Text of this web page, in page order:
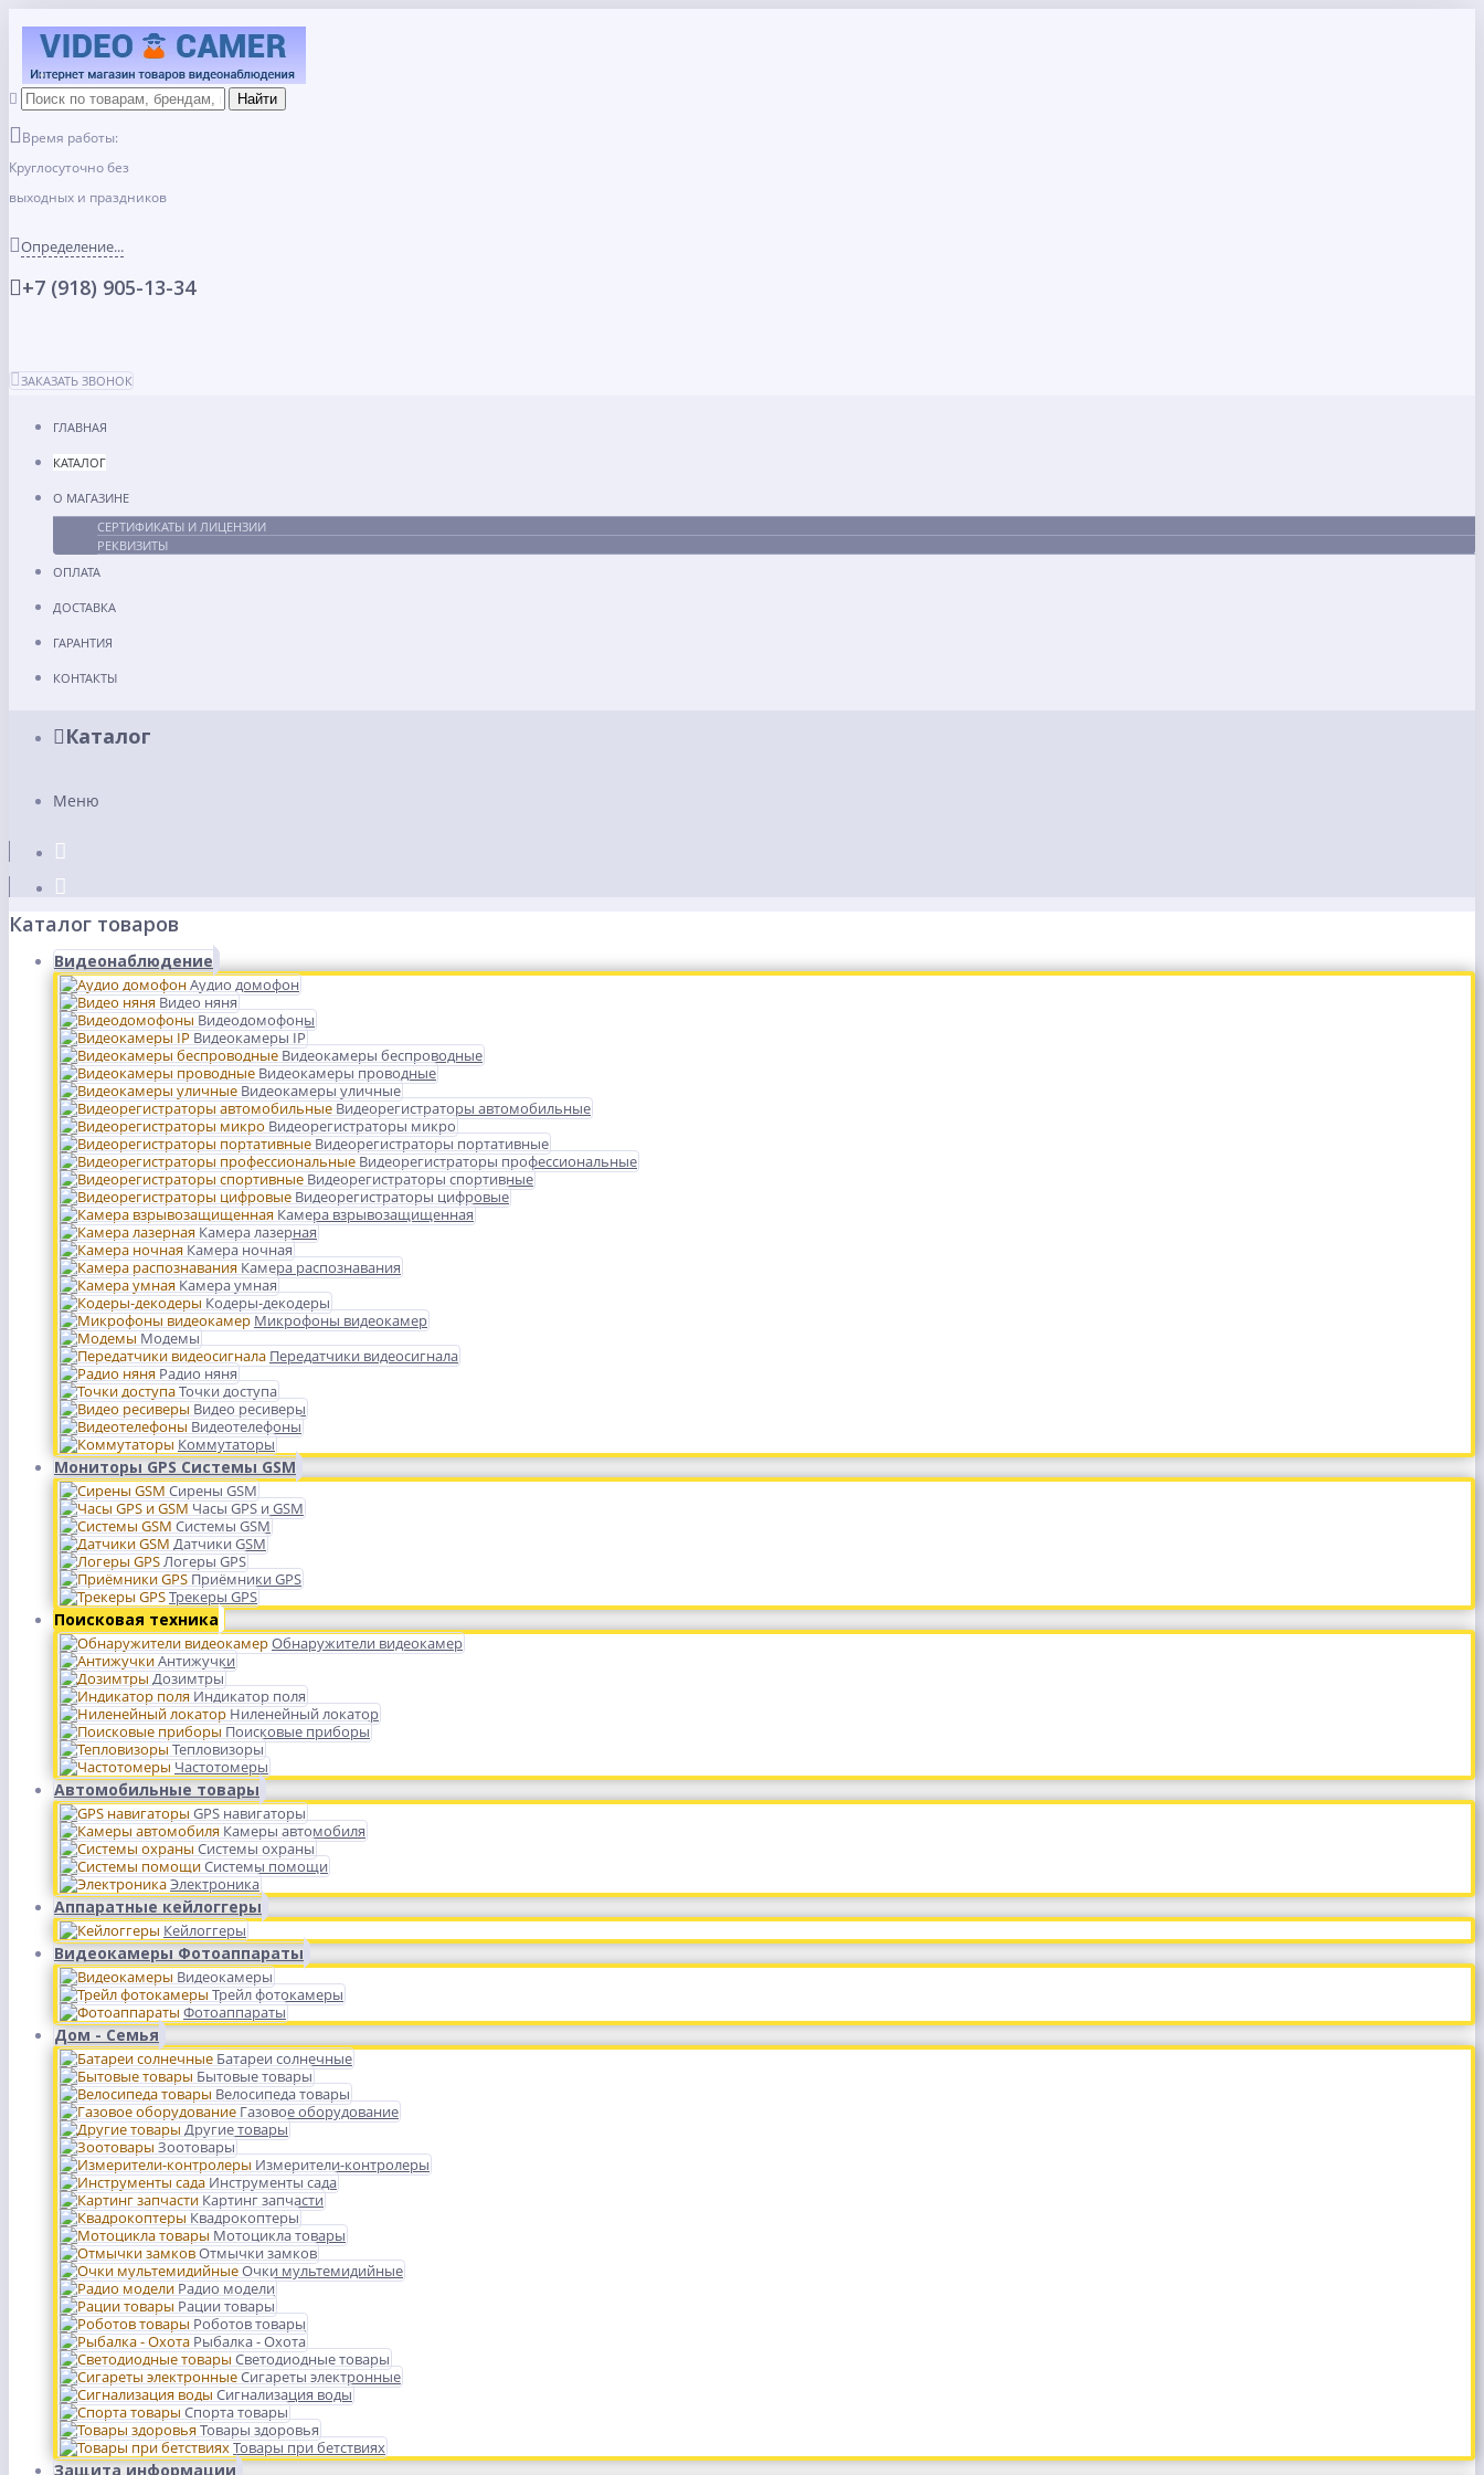
Время работы:
Круглосуточно без
выходных и праздников
Определение...
+7 (918) 905-13-34
ЗАКАЗАТЬ ЗВОНОК
ГЛАВНАЯ
КАТАЛОГ
О МАГАЗИНЕ
СЕРТИФИКАТЫ И ЛИЦЕНЗИИ
РЕКВИЗИТЫ
ОПЛАТА
ДОСТАВКА
ГАРАНТИЯ
КОНТАКТЫ
Каталог
Меню
Каталог товаров
Видеонаблюдение
Аудио домофон
Видео няня
Видеодомофоны
Видеокамеры IP
Видеокамеры беспроводные
Видеокамеры проводные
Видеокамеры уличные
Видеорегистраторы автомобильные
Видеорегистраторы микро
Видеорегистраторы портативные
Видеорегистраторы профессиональные
Видеорегистраторы спортивные
Видеорегистраторы цифровые
Камера взрывозащищенная
Камера лазерная
Камера ночная
Камера распознавания
Камера умная
Кодеры-декодеры
Микрофоны видеокамер
Модемы
Передатчики видеосигнала
Радио няня
Точки доступа
Видео ресиверы
Видеотелефоны
Коммутаторы
Мониторы GPS Системы GSM
Сирены GSM
Часы GPS и GSM
Системы GSM
Датчики GSM
Логеры GPS
Приёмники GPS
Трекеры GPS
Поисковая техника
Обнаружители видеокамер
Антижучки
Дозимтры
Индикатор поля
Ниленейный локатор
Поисковые приборы
Тепловизоры
Частотомеры
Автомобильные товары
GPS навигаторы
Камеры автомобиля
Системы охраны
Системы помощи
Электроника
Аппаратные кейлоггеры
Кейлоггеры
Видеокамеры Фотоаппараты
Видеокамеры
Трейл фотокамеры
Фотоаппараты
Дом - Семья
Батареи солнечные
Бытовые товары
Велосипеда товары
Газовое оборудование
Другие товары
Зоотовары
Измерители-контролеры
Инструменты сада
Картинг запчасти
Квадрокоптеры
Мотоцикла товары
Отмычки замков
Очки мультемидийные
Радио модели
Рации товары
Роботов товары
Рыбалка - Охота
Светодиодные товары
Сигареты электронные
Сигнализация воды
Спорта товары
Товары здоровья
Товары при бетствиях
Защита информации